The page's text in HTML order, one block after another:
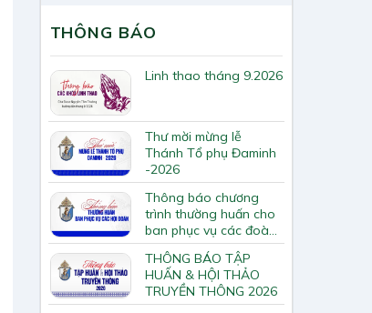
THÔNG BÁO
Linh thao tháng 9.2026
Thư mời mừng lễ
Thánh Tổ phụ Đaminh
-2026
Thông báo chương
trình thường huấn cho
ban phục vụ các đoàn
hội Tông huấn về loan
báo Tin Mừng
THÔNG BÁO TẬP
HUẤN & HỘI THẢO
TRUYỀN THÔNG 2026